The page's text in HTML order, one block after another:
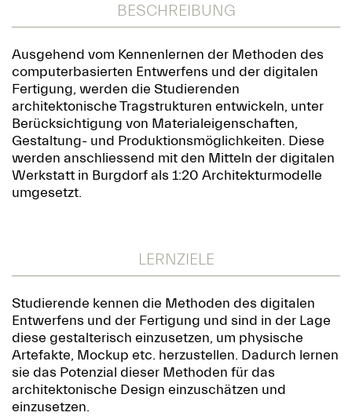
BESCHREIBUNG
Ausgehend vom Kennenlernen der Methoden des
computerbasierten Entwerfens und der digitalen
Fertigung, werden die Studierenden
architektonische Tragstrukturen entwickeln, unter
Berücksichtigung von Materialeigenschaften,
Gestaltung- und Produktionsmöglichkeiten. Diese
werden anschliessend mit den Mitteln der digitalen
Werkstatt in Burgdorf als 1:20 Architekturmodelle
umgesetzt.
LERNZIELE
Studierende kennen die Methoden des digitalen
Entwerfens und der Fertigung und sind in der Lage
diese gestalterisch einzusetzen, um physische
Artefakte, Mockup etc. herzustellen. Dadurch lernen
sie das Potenzial dieser Methoden für das
architektonische Design einzuschätzen und
einzusetzen.